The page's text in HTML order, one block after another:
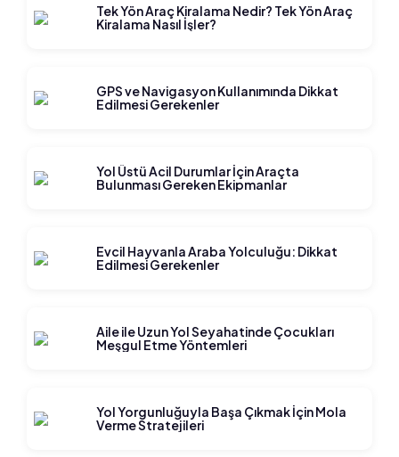
Tek Yön Araç Kiralama Nedir? Tek Yön Araç
Kiralama Nasıl İşler?
GPS ve Navigasyon Kullanımında Dikkat
Edilmesi Gerekenler
Yol Üstü Acil Durumlar İçin Araçta
Bulunması Gereken Ekipmanlar
Evcil Hayvanla Araba Yolculuğu: Dikkat
Edilmesi Gerekenler
Aile ile Uzun Yol Seyahatinde Çocukları
Meşgul Etme Yöntemleri
Yol Yorgunluğuyla Başa Çıkmak İçin Mola
Verme Stratejileri